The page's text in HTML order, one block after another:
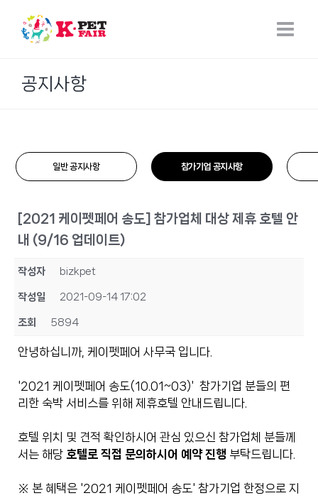
content
공지사항
일반 공지사항 참가기업 공지사항
[2021 케이펫페어 송도] 참가업체 대상 제휴 호텔 안
내 (9/16 업데이트)
작성자 bizkpet
작성일 2021-09-14 17:02
조회 5894
안녕하십니까, 케이펫페어 사무국 입니다.
'2021 케이펫페어 송도(10.01~03)' 참가기업 분들의 편
리한 숙박 서비스를 위해 제휴호텔 안내드립니다.
호텔 위치 및 견적 확인하시어 관심 있으신 참가업체 분들께
서는 해당 호텔로 직접 문의하시어 예약 진행 부탁드립니다.
※ 본 혜택은 '2021 케이펫페어 송도' 참가기업 한정으로 지